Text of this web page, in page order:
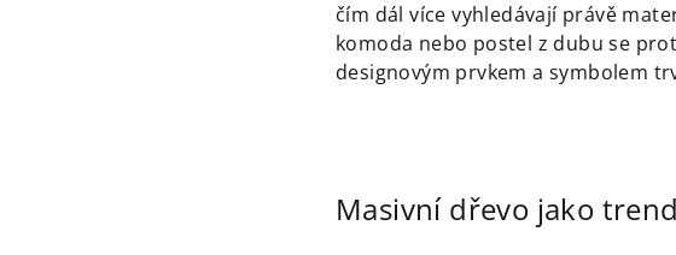
čím dál více vyhledávají právě
komoda nebo postel z dubu se
designovým prvkem a symbolem
Masivní dřevo jako